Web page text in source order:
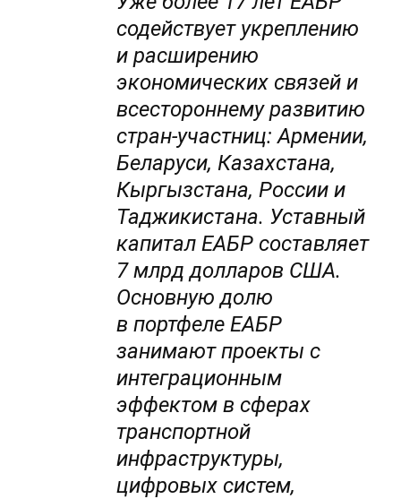
содействует укреплению
и расширению
экономических связей и
всестороннему развитию
стран-участниц: Армении,
Беларуси, Казахстана,
Кыргызстана, России и
Таджикистана. Уставный
капитал ЕАБР составляет
7 млрд долларов США.
Основную долю
в портфеле ЕАБР
занимают проекты с
интеграционным
эффектом в сферах
транспортной
инфраструктуры,
цифровых систем,